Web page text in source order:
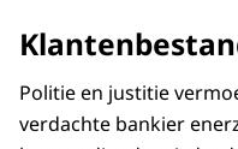
Politie en justitie
verdachte bankier